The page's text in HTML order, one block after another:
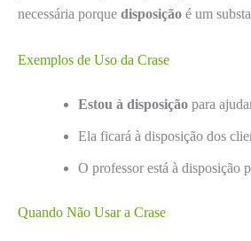
necessária porque disposição é um
Exemplos de Uso da Crase
Estou à disposição para
Ela ficará à disposição dos
O professor está à disposição
Quando Não Usar a Crase